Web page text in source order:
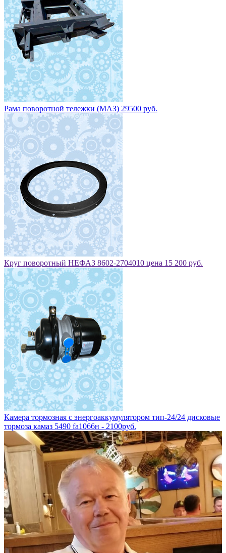
Рама поворотной тележки (МАЗ) 29500 руб.
Круг поворотный НЕФАЗ 8602-2704010 цена 15 200 руб.
Камера тормозная с энергоаккумулятором тип-24/24 дисковые
тормоза камаз 5490 fa1066н - 2100руб.